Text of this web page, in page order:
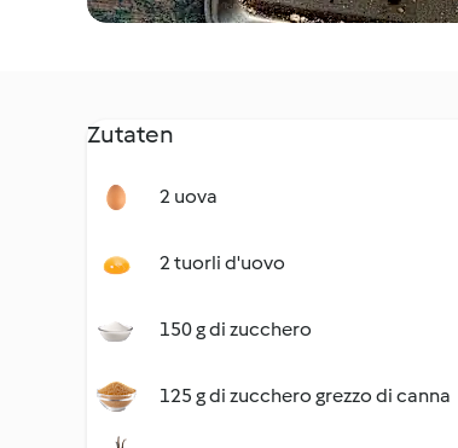
Zutaten
2 uova
2 tuorli d'uovo
150 g di zucchero
125 g di zucchero grezzo di canna